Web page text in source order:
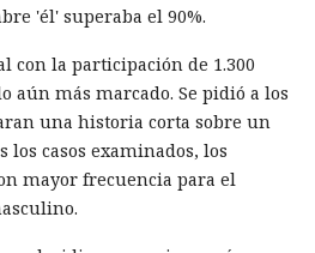
'él' superaba el 90%.
con la participación de 1.300
aún más marcado. Se pidió a los
una historia corta sobre un
casos examinados, los
mayor frecuencia para el